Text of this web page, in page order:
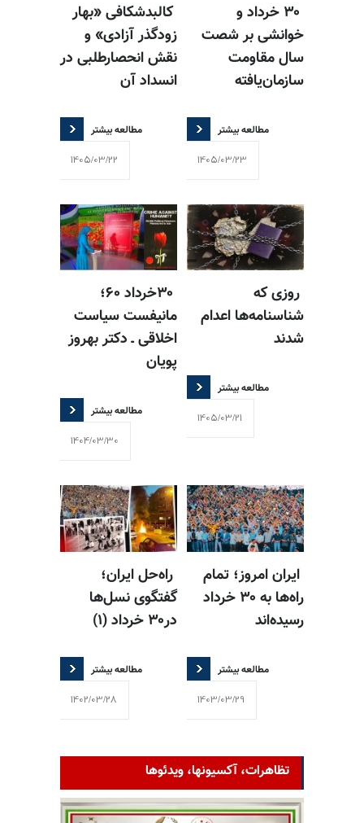
۳۰ خرداد و
خوانشی بر شصت
سال مقاومت
سازمان‌یافته
مطالعه بیشتر
1405/03/23
کالبدشکافی «بهار
زودگذر آزادی» و
نقش انحصارطلبی در
انسداد آن
مطالعه بیشتر
1405/03/22
روزی که
شناسنامه‌ها اعدام
شدند
مطالعه بیشتر
1405/03/21
۳۰خرداد ۶۰؛
مانیفست سیاست
اخلاقی ـ دکتر بهروز
پویان
مطالعه بیشتر
1404/03/30
ایران امروز؛ تمام
راه‌ها به ۳۰ خرداد
رسیده‌اند
مطالعه بیشتر
1403/03/29
راه‌حل ایران؛
گفتگوی نسل‌ها
در۳۰ خرداد (۱)
مطالعه بیشتر
1402/03/28
تظاهرات، آکسیونها، ویدئوها